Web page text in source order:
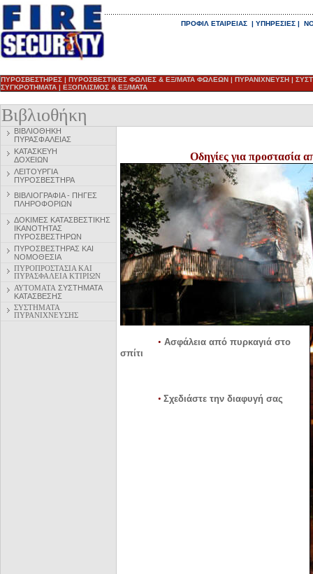
ΠΡΟΦΙΛ ΕΤΑΙΡΕΙΑΣ | ΥΠΗΡΕΣΙΕΣ |
ΠΥΡΟΣΒΕΣΤΗΡΕΣ | ΠΥΡΟΣΒΕΣΤΙΚΕΣ ΦΩΛΙΕΣ & ΕΞ/ΜΑΤΑ ΦΩΛΕΩΝ | ΠΥΡΑΝΙΧΝΕΥΣΗ |
ΣΥΓΚΡΟΤΗΜΑΤΑ | ΕΞΟΠΛΙΣΜΟΣ & ΕΞ/ΜΑΤΑ
Βιβλιοθήκη
ΒΙΒΛΙΟΘΗΚΗ
ΠΥΡΑΣΦΑΛΕΙΑΣ
ΚΑΤΑΣΚΕΥΗ
ΔΟΧΕΙΩΝ
ΛΕΙΤΟΥΡΓΙΑ
ΠΥΡΟΣΒΕΣΤΗΡΑ
ΒΙΒΛΙΟΓΡΑΦΙΑ - ΠΗΓΕΣ
ΠΛΗΡΟΦΟΡΙΩΝ
ΔΟΚΙΜΕΣ ΚΑΤΑΣΒΕΣΤΙΚΗΣ
ΙΚΑΝΟΤΗΤΑΣ
ΠΥΡΟΣΒΕΣΤΗΡΩΝ
ΠΥΡΟΣΒΕΣΤΗΡΑΣ ΚΑΙ
ΝΟΜΟΘΕΣΙΑ
ΠΥΡΟΠΡΟΣΤΑΣΙΑ ΚΑΙ
ΠΥΡΑΣΦΑΛΕΙΑ ΚΤΙΡΙΩΝ
ΑΥΤΟΜΑΤΑ ΣΥΣΤΗΜΑΤΑ
ΚΑΤΑΣΒΕΣΗΣ
ΣΥΣΤΗΜΑΤΑ
ΠΥΡΑΝΙΧΝΕΥΣΗΣ
Οδηγίες για προστασία
• Ασφάλεια από πυρκαγιά στο
σπίτι
• Σχεδιάστε την διαφυγή σας